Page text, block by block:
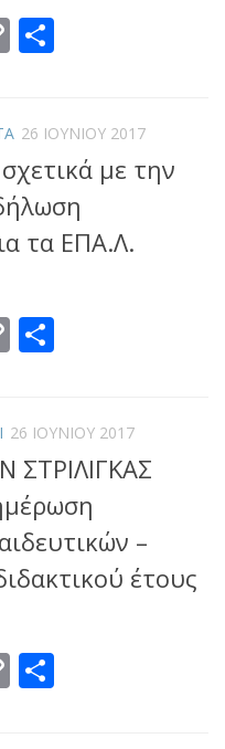
Copy
26 ΙΟΥΝΊΟΥ 2017
σχετικά με την
τα ΕΠΑ.Λ.
Copy
26 ΙΟΥΝΊΟΥ 2017
ΣΤΡΙΛΙΓΚΑΣ
–
έτους
Copy